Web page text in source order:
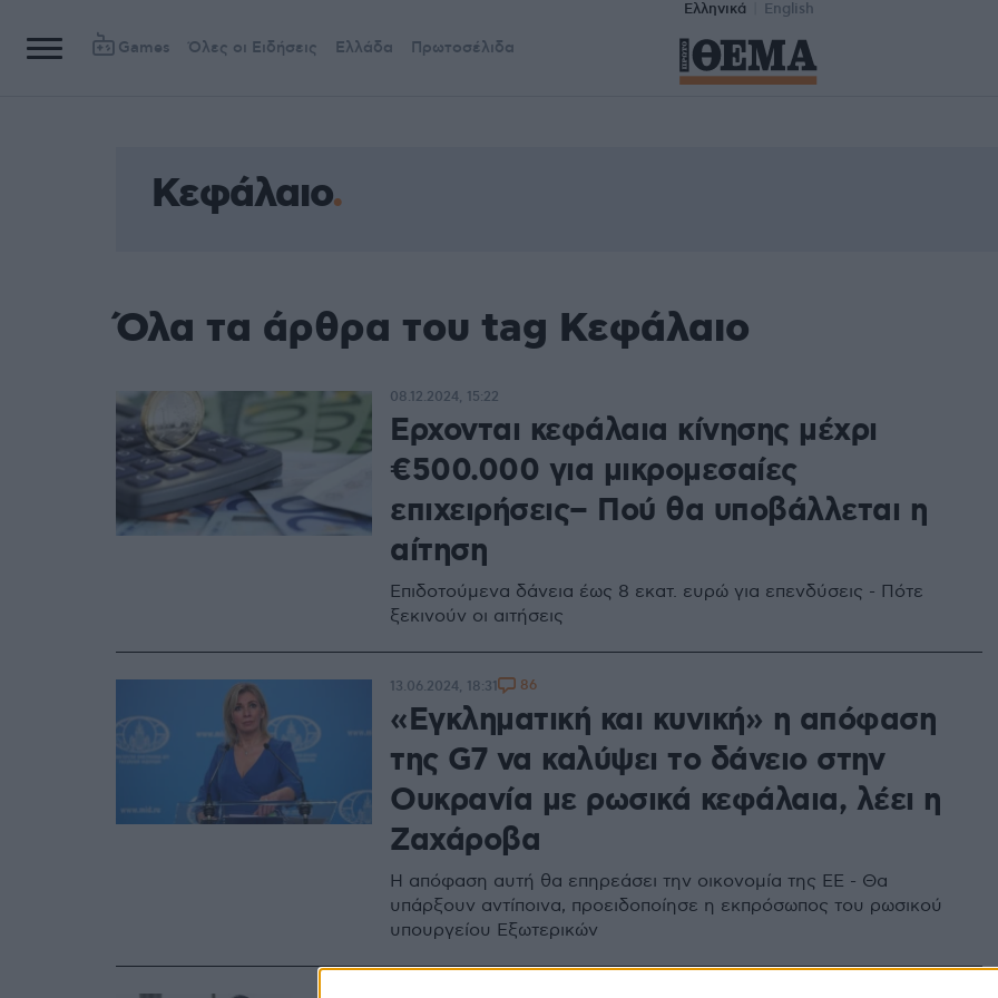
Ελληνικά English
Games Όλες οι Ειδήσεις Ελλάδα Πρωτοσέλιδα
Κεφάλαιο
Όλα τα άρθρα του tag Κεφάλαιο
Ερχονται κεφάλαια κίνησης μέχρι
€500.000 για μικρομεσαίες
επιχειρήσεις– Πού θα υποβάλλεται η
αίτηση
Επιδοτούμενα δάνεια έως 8 εκατ. ευρώ για επενδύσεις - Πότε
ξεκινούν οι αιτήσεις
08.12.2024, 15:22
«Εγκληματική και κυνική» η απόφαση
της G7 να καλύψει το δάνειο στην
Ουκρανία με ρωσικά κεφάλαια, λέει η
Ζαχάροβα
Η απόφαση αυτή θα επηρεάσει την οικονομία της ΕΕ - Θα
υπάρξουν αντίποινα, προειδοποίησε η εκπρόσωπος του ρωσικού
υπουργείου Εξωτερικών
13.06.2024, 18:31 86